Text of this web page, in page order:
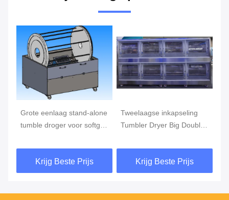
Grote eenlaag stand-alone
tumble droger voor softgel
Krijg Beste Prijs
Tweelaagse inkapseling
Tumbler Dryer Big Double
Capsules Drogen
Krijg Beste Prijs